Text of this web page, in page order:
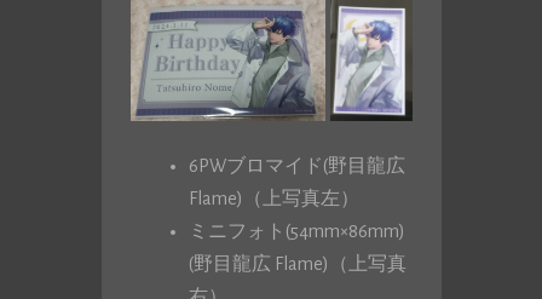
6PWブロマイド(野目龍広
Flame)（上写真左）
ミニフォト(54mm×86mm)
(野目龍広 Flame)（上写真